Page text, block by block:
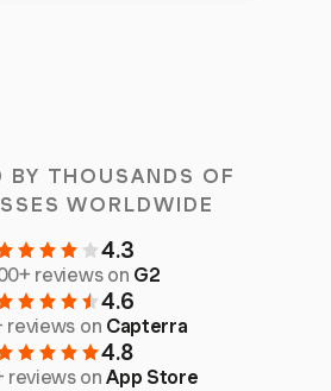
BY THOUSANDS OF
WORLDWIDE
4.3
reviews on G2
4.6
reviews on Capterra
4.8
reviews onApp Store